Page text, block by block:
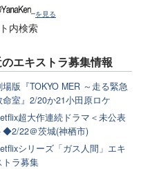
を見る
内検索
エキストラ募集情報
場版『TOKYO MER ～走る緊急
命室』2/20か21小田原ロケ
超大作連続ドラマ＜未公表
◆2/22＠茨城(神栖市)
シリーズ「ガス人間」エキ
トラ募集